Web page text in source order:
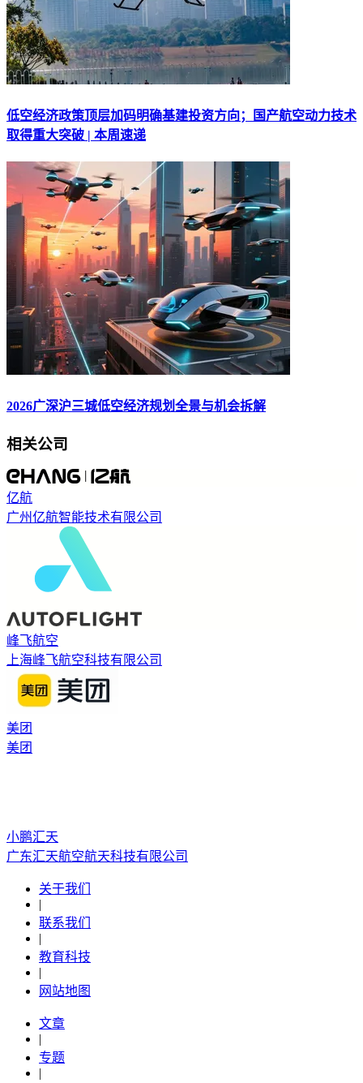
低空经济政策顶层加码明确基建投资方向；国产航空动力技术
取得重大突破 | 本周速递
2026广深沪三城低空经济规划全景与机会拆解
相关公司
亿航
广州亿航智能技术有限公司
峰飞航空
上海峰飞航空科技有限公司
美团
美团
小鹏汇天
广东汇天航空航天科技有限公司
关于我们
|
联系我们
|
教育科技
|
网站地图
文章
|
专题
|